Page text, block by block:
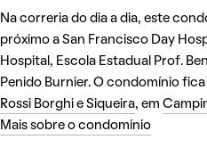
Na correria do dia a dia, este
próximo a San Francisco Day
Hospital, Escola Estadual Prof.
Penido Burnier. O condomínio
Rossi Borghi e Siqueira, em
Mais sobre o condomínio